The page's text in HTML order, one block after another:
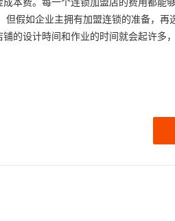
假如企业主拥有加盟连锁的准备，再
的设计時间和作业的时间就会起许多